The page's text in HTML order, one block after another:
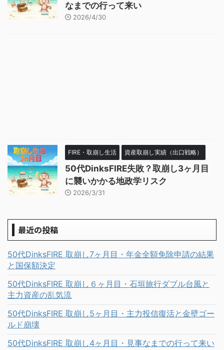
なまでの行って来い
2026/4/30
FIRE・取崩し生活 資産取崩し実績（出口戦略）
50代DinksFIRE失敗？取崩し3ヶ月目
に襲いかかる地政学リスク
2026/3/31
最近の投稿
50代DinksFIRE 取崩し7ヶ月目・年金全額免除申請の結果
と国保額決定
50代DinksFIRE 取崩し６ヶ月目・石垣旅行ダブル台風と
主力資産の乱気流
50代DinksFIRE 取崩し5ヶ月目・主力投信復活と金壁ゴー
ルド崩壊
50代DinksFIRE 取崩し4ヶ月目・見事なまでの行って来い